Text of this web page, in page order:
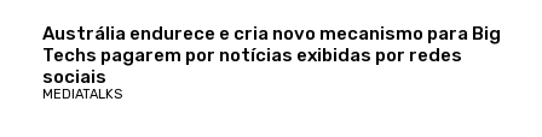
Austrália endurece e cria novo mecanismo para Big
Techs pagarem por notícias exibidas por redes
sociais
MEDIATALKS